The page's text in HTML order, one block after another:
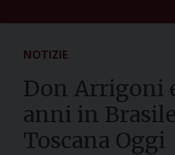
NOTIZIE
Don Arrigoni
anni in
Toscana Oggi